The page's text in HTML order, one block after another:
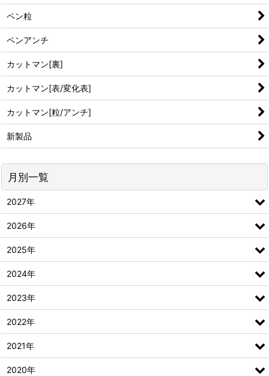
ペン粒
ペンアンチ
カットマン[裏]
カットマン[表/変化表]
カットマン[粒/アンチ]
新製品
月別一覧
2027年
2026年
2025年
2024年
2023年
2022年
2021年
2020年